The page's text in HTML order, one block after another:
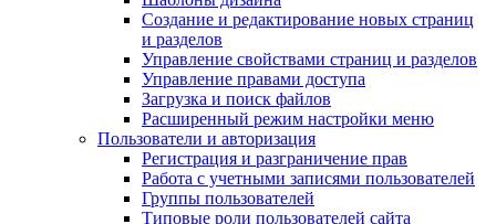
Создание и редактирование новых страниц
и разделов
Управление свойствами страниц и разделов
Управление правами доступа
Загрузка и поиск файлов
Расширенный режим настройки меню
Пользователи и авторизация
Регистрация и разграничение прав
Работа с учетными записями пользователей
Группы пользователей
Типовые роли пользователей сайта